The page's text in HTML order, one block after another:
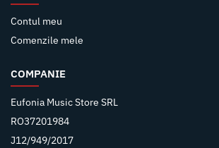
Contul meu
Comenzile mele
COMPANIE
Eufonia Music Store SRL
RO37201984
J12/949/2017